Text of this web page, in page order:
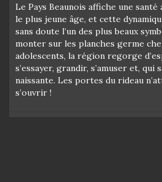
Le Pays Beaunois affiche une
le plus jeune âge, et cette
sans doute l’un des plus beaux
monter sur les planches germe
adolescents, la région regorge
s’essayer, grandir, s’amuser et,
naissante. Les portes du rideau
s’ouvrir !